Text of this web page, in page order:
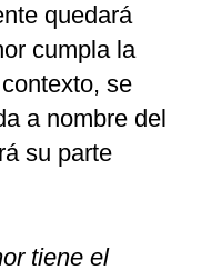
quedará
cumpla la
se
a nombre del
su parte
tiene el